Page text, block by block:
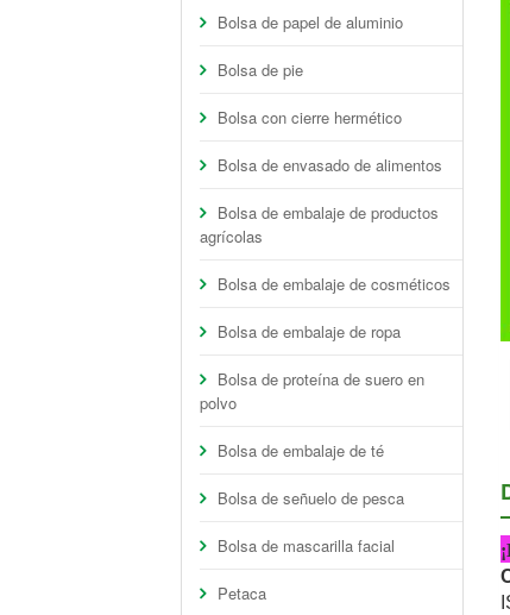
Bolsa de papel de aluminio
Bolsa de pie
Bolsa con cierre hermético
Bolsa de envasado de alimentos
Bolsa de embalaje de productos
agrícolas
Bolsa de embalaje de cosméticos
Bolsa de embalaje de ropa
Bolsa de proteína de suero en
polvo
Bolsa de embalaje de té
Bolsa de señuelo de pesca
Bolsa de mascarilla facial
Petaca